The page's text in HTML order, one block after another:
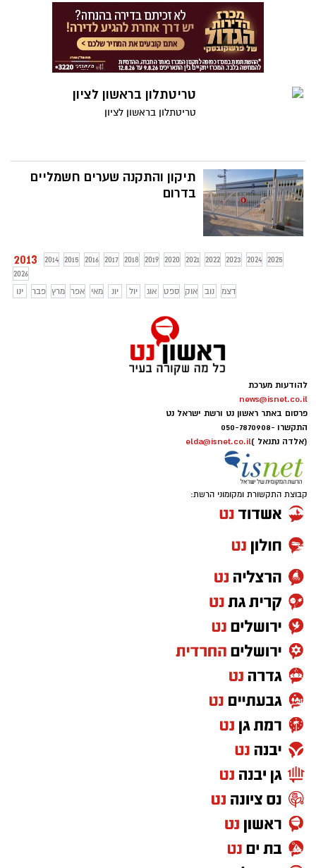
טריטתלון בראשון לציון
טריטתלון בראשון לציון
תיקון והתקנה שערים חשמליים
בדרום
2013 2014 2015 2016 2017 2018 2019 2020 2021 2022 2023 2024 2025
2026
ינו
פבר מרץ אפר מאי יונ יול אוג ספט אוק נוב דצמ
להודעות מערכת
news@isnet.co.il
פרסום באתר ראשון נט ורשת ישראל נט
התקשרו -050-7870908
(אלדה נתנאל )elda@isnet.co.il
קבוצת התקשורת ומקומוני הרשת: